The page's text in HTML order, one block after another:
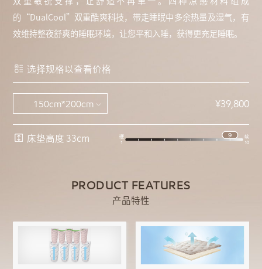
的“DualCool”双重酷爽科技，带走睡眠中多余热量及湿气，有
效维持整夜舒爽的睡眠环境，让您平和入睡，获得更充足睡眠。
选择规格以查看价格
¥39,800
床垫高度 33cm
PRODUCT FEATURES
产品特性